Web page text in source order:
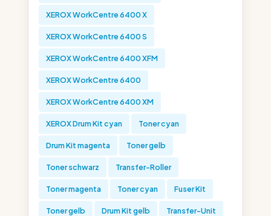
XEROX WorkCentre 6400 X
XEROX WorkCentre 6400 S
XEROX WorkCentre 6400 XFM
XEROX WorkCentre 6400
XEROX WorkCentre 6400 XM
XEROX Drum Kit cyan Toner cyan
Drum Kit magenta Toner gelb
Toner schwarz Transfer-Roller
Toner magenta Toner cyan Fuser Kit
Toner gelb Drum Kit gelb Transfer-Unit